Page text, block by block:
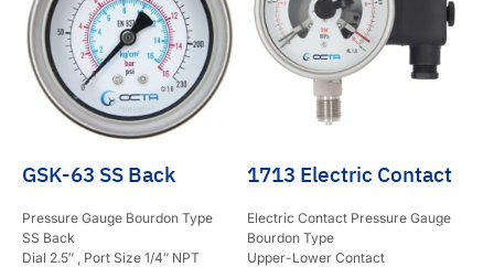
GSK-63 SS Back
Pressure Gauge Bourdon Type
SS Back
Dial 2.5″ , Port Size 1/4″ NPT
1713 Electric Contact
Electric Contact Pressure Gauge
Bourdon Type
Upper-Lower Contact